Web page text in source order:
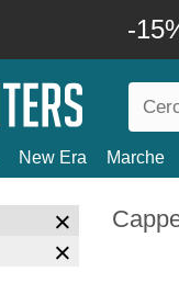
-
New Era Marche